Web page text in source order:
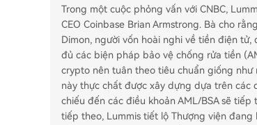
Trong một cuộc phỏng vấn với CNBC,
CEO Coinbase Brian Armstrong. Bà cho
Dimon, người vốn hoài nghi về tiền điện
đủ các biện pháp bảo vệ chống rửa tiền
crypto nên tuân theo tiêu chuẩn giống
này thực chất được xây dựng dựa trên các
chiếu đến các điều khoản AML/BSA sẽ
tiếp theo, Lummis tiết lộ Thượng viện